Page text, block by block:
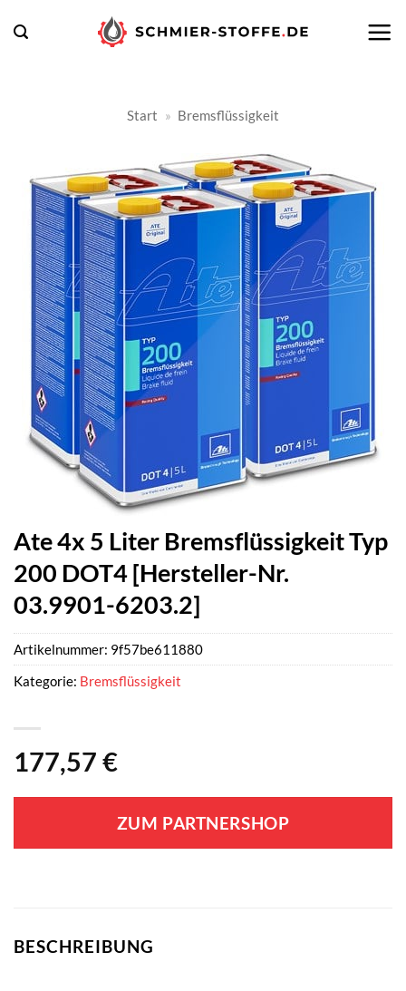
Inhalt
Start » Bremsflüssigkeit
Ate 4x 5 Liter Bremsflüssigkeit Typ
200 DOT4 [Hersteller-Nr.
03.9901-6203.2]
177,57 €
ZUM PARTNERSHOP
Artikelnummer: 9f57be611880
Kategorie: Bremsflüssigkeit
BESCHREIBUNG